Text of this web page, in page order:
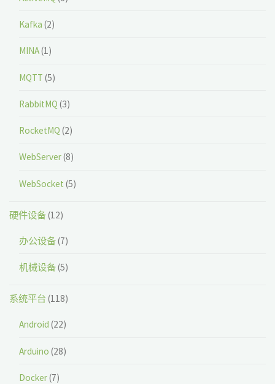
Kafka (2)
MINA(1)
MQTT (5)
RabbitMQ (3)
RocketMQ (2)
WebServer(8)
WebSocket (5)
硬件设备(12)
办公设备(7)
机械设备(5)
系统平台 (118)
Android (22)
Arduino (28)
Docker(7)